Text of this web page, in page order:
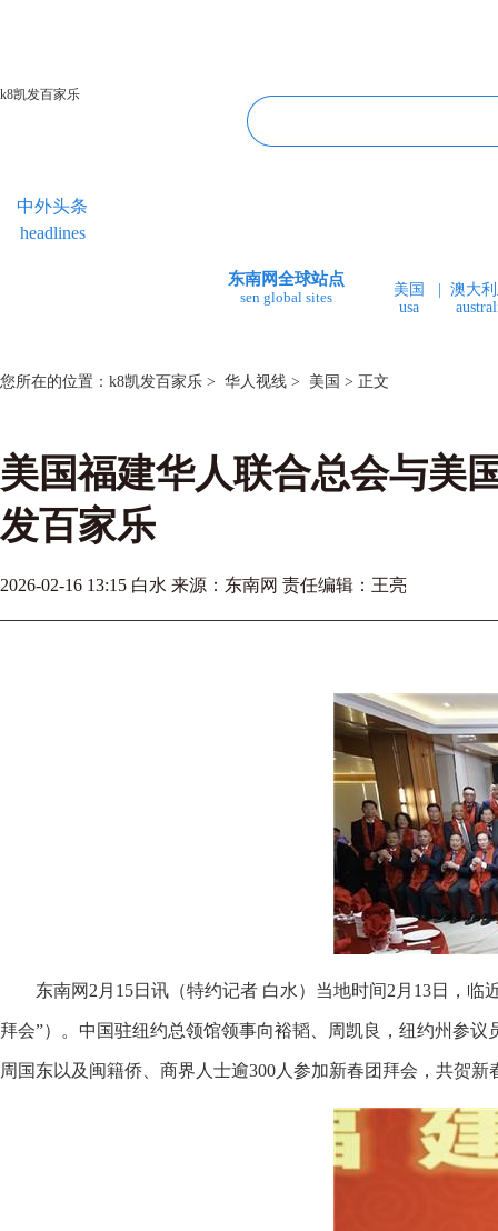
k8凯发百家乐
中外头条
headlines
东南网全球站点
sen global sites
美国
usa
澳大
您所在的位置： k8凯发百家乐 > 华人视线 > 美国 > 正文
美国福建华人联合总会与美
发百家乐
2026-02-16 13:15 白水 来源：东南网 责任编辑：王亮
东南网2月15日讯（特约记者 白水）当地时间2月13日，
拜会”）。中国驻纽约总领馆领事向裕韬、周凯良，纽约州参
周国东以及闽籍侨、商界人士逾300人参加新春团拜会，共贺新